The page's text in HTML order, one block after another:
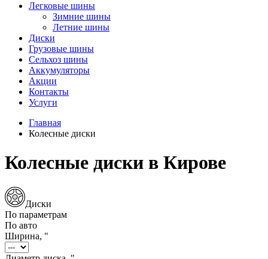
Легковые шины
Зимние шины
Летние шины
Диски
Грузовые шины
Сельхоз шины
Аккумуляторы
Акции
Контакты
Услуги
Главная
Колесные диски
Колесные диски в Кирове
Диски
По параметрам
По авто
Ширина, "